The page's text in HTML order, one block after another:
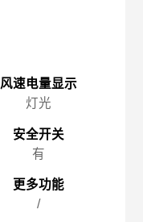
风速电量显示
灯光
安全开关
有
更多功能
/